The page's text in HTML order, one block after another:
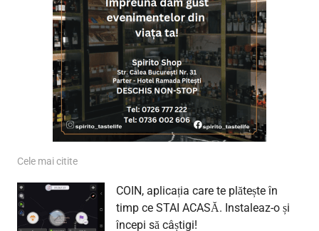
Cele mai citite
COIN, aplicația care te plătește în
timp ce STAI ACASĂ. Instaleaz-o și
începi să câștigi!